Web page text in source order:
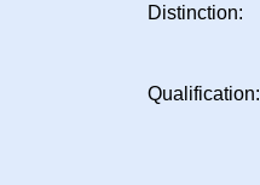
Distinction:
Qualification: